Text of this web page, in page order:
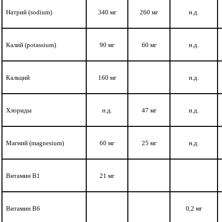
Натрий (sodium) 340 мг 260 мг н.д.
Калий (potassium) 90 мг 60 мг н.д.
Кальций 160 мг н.д.
Хлориды н.д. 47 мг н.д.
Магний (magnesium) 60 мг 25 мг н.д.
Витамин В1 21 мг
Витамин В6 0,2 мг